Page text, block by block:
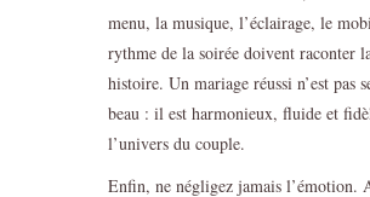
menu, la musique, l’éclairage, le
rythme de la soirée doivent raconter
histoire. Un mariage réussi n’est pas
beau : il est harmonieux, fluide et
l’univers du couple.
Enfin, ne négligez jamais l’émotion.